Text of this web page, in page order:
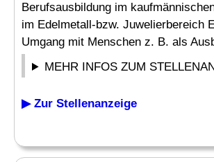
Berufsausbildung im
im Edelmetall-bzw. Juwelierbereich
Umgang mit Menschen z. B. als
MEHR INFOS ZUM
▶ Zur Stellenanzeige